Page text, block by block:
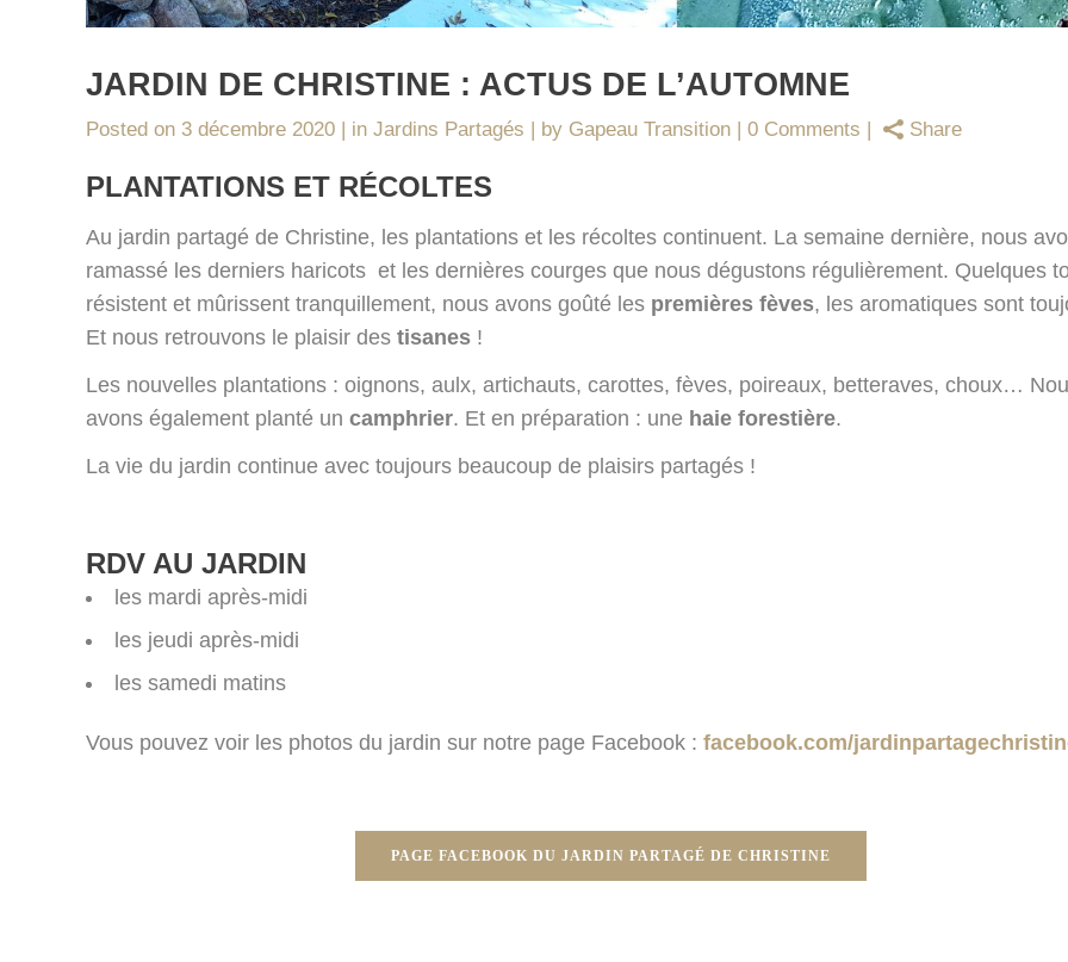
JARDIN DE CHRISTINE : ACTUS DE L’AUTOMNE
Posted on 3 décembre 2020 in Jardins Partagés by Gapeau Transition 0 Comments Share
PLANTATIONS ET RÉCOLTES
Au jardin partagé de Christine, les plantations et les récoltes continuent. La semaine dernière, nous
ramassé les derniers haricots et les dernières courges que nous dégustons régulièrement. Quelques
résistent et mûrissent tranquillement, nous avons goûté les premières fèves, les aromatiques sont
Et nous retrouvons le plaisir des tisanes !
Les nouvelles plantations : oignons, aulx, artichauts, carottes, fèves, poireaux, betteraves, choux…
avons également planté un camphrier. Et en préparation : une haie forestière.
La vie du jardin continue avec toujours beaucoup de plaisirs partagés !
RDV AU JARDIN
les mardi après-midi
les jeudi après-midi
les samedi matins
Vous pouvez voir les photos du jardin sur notre page Facebook : facebook.com/
PAGE FACEBOOK DU JARDIN PARTAGÉ DE CHRISTINE